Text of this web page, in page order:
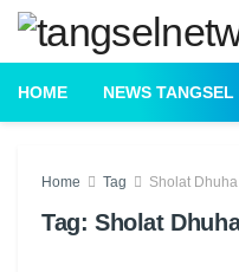
HOME NEWS TANGSEL
Home Tag Sholat
Tag: Sholat